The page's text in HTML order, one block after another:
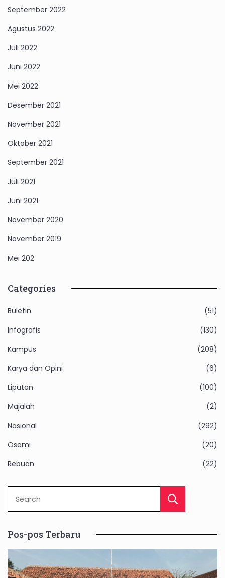
September 2022
Agustus 2022
Juli 2022
Juni 2022
Mei 2022
Desember 2021
November 2021
Oktober 2021
September 2021
Juli 2021
Juni 2021
November 2020
November 2019
Mei 202
Categories
Buletin
(51)
Infografis
(130)
Kampus
(208)
Karya dan Opini
(6)
Liputan
(100)
Majalah
(2)
Nasional
(292)
Osami
(20)
Rebuan
(22)
Pos-pos Terbaru